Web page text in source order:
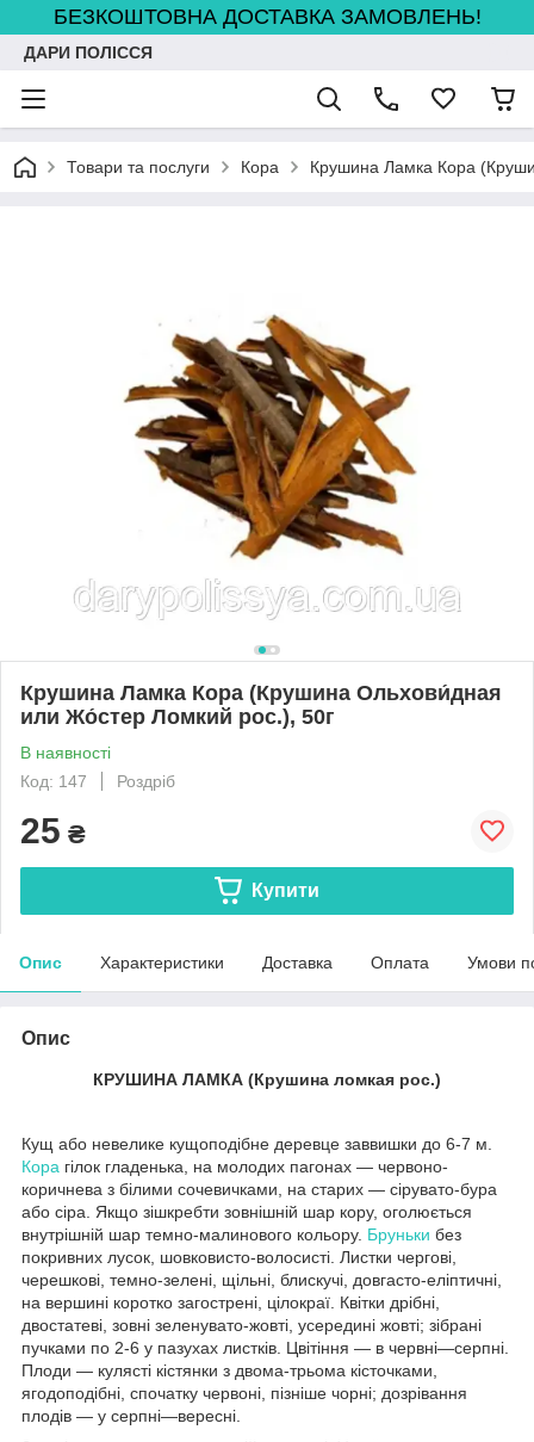
БЕЗКОШТОВНА ДОСТАВКА ЗАМОВЛЕНЬ!
ДАРИ ПОЛІССЯ
Товари та послуги Кора Крушина Ламка Кора
Крушина Ламка Кора (Крушина Ольхови́дная
или Жо́стер Ломкий рос.), 50г
В наявності
Код: 147
Роздріб
25 ₴
Купити
Опис Характеристики Доставка Оплата Умови
Опис
КРУШИНА ЛАМКА (Крушина ломкая рос.)
Кущ або невелике кущоподібне деревце заввишки до 6-7 м.
Кора гілок гладенька, на молодих пагонах — червоно-
коричнева з білими сочевичками, на старих — сірувато-бура
або сіра. Якщо зішкребти зовнішній шар кору, оголюється
внутрішній шар темно-малинового кольору. Бруньки без
покривних лусок, шовковисто-волосисті. Листки чергові,
черешкові, темно-зелені, щільні, блискучі, довгасто-еліптичні,
на вершині коротко загострені, цілокраї. Квітки дрібні,
двостатеві, зовні зеленувато-жовті, усередині жовті; зібрані
пучками по 2-6 у пазухах листків. Цвітіння — в червні—серпні.
Плоди — кулясті кістянки з двома-трьома кісточками,
ягодоподібні, спочатку червоні, пізніше чорні; дозрівання
плодів — у серпні—вересні.